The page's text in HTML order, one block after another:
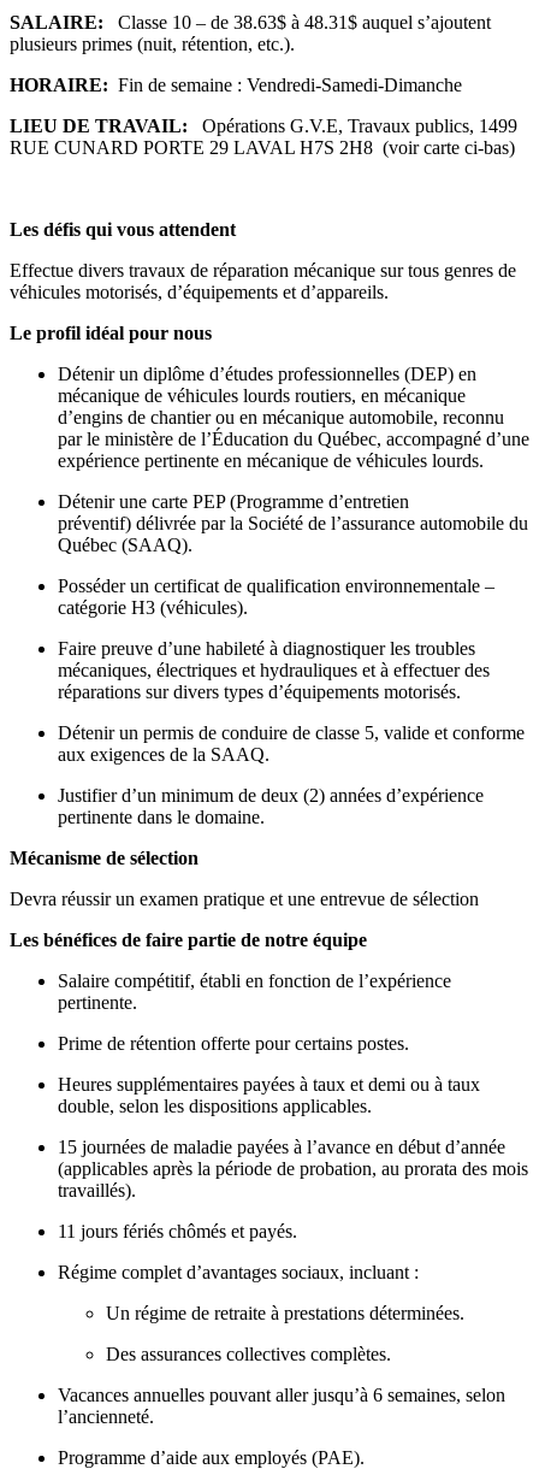
SALAIRE: Classe 10 – de 38.63$ à 48.31$ auquel s’ajoutent
plusieurs primes (nuit, rétention, etc.).
HORAIRE: Fin de semaine : Vendredi-Samedi-Dimanche
LIEU DE TRAVAIL: Opérations G.V.E, Travaux publics, 1499
RUE CUNARD PORTE 29 LAVAL H7S 2H8 (voir carte ci-bas)
Les défis qui vous attendent
Effectue divers travaux de réparation mécanique sur tous genres de
véhicules motorisés, d’équipements et d’appareils.
Le profil idéal pour nous
Détenir un diplôme d’études professionnelles (DEP) en
mécanique de véhicules lourds routiers, en mécanique
d’engins de chantier ou en mécanique automobile, reconnu
par le ministère de l’Éducation du Québec, accompagné d’une
expérience pertinente en mécanique de véhicules lourds.
Détenir une carte PEP (Programme d’entretien
préventif) délivrée par la Société de l’assurance automobile du
Québec (SAAQ).
Posséder un certificat de qualification environnementale –
catégorie H3 (véhicules).
Faire preuve d’une habileté à diagnostiquer les troubles
mécaniques, électriques et hydrauliques et à effectuer des
réparations sur divers types d’équipements motorisés.
Détenir un permis de conduire de classe 5, valide et conforme
aux exigences de la SAAQ.
Justifier d’un minimum de deux (2) années d’expérience
pertinente dans le domaine.
Mécanisme de sélection
Devra réussir un examen pratique et une entrevue de sélection
Les bénéfices de faire partie de notre équipe
Salaire compétitif, établi en fonction de l’expérience
pertinente.
Prime de rétention offerte pour certains postes.
Heures supplémentaires payées à taux et demi ou à taux
double, selon les dispositions applicables.
15 journées de maladie payées à l’avance en début d’année
(applicables après la période de probation, au prorata des mois
travaillés).
11 jours fériés chômés et payés.
Régime complet d’avantages sociaux, incluant :
Un régime de retraite à prestations déterminées.
Des assurances collectives complètes.
Vacances annuelles pouvant aller jusqu’à 6 semaines, selon
l’ancienneté.
Programme d’aide aux employés (PAE).